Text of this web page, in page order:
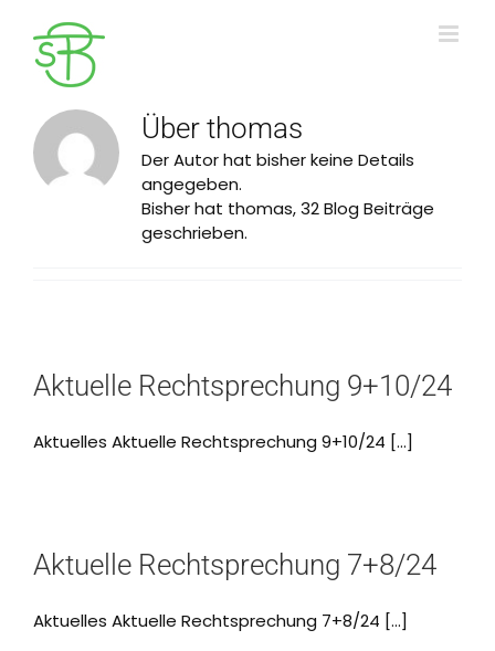
Inhalt
springen
Über thomas
Der Autor hat bisher keine Details
angegeben.
Bisher hat thomas, 32 Blog Beiträge
geschrieben.
Aktuelle Rechtsprechung 9+10/24
Aktuelles Aktuelle Rechtsprechung 9+10/24 [...]
Aktuelle Rechtsprechung 7+8/24
Aktuelles Aktuelle Rechtsprechung 7+8/24 [...]